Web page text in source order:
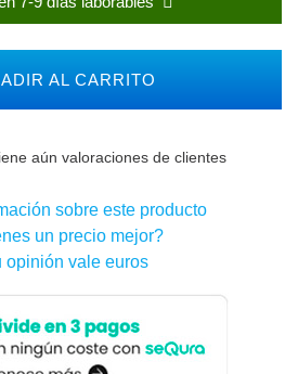
AL CARRITO
aún valoraciones de clientes
sobre este producto
un precio mejor?
opinión vale euros